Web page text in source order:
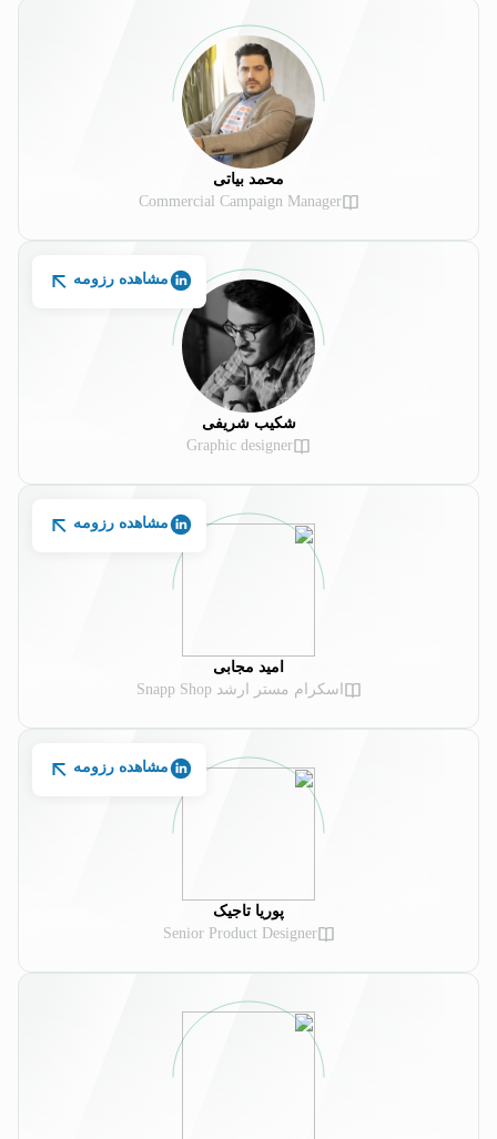
محمد بیاتی
Commercial Campaign Manager
مشاهده رزومه
شکیب شریفی
Graphic designer
مشاهده رزومه
امید مجابی
اسکرام مستر ارشد Snapp Shop
مشاهده رزومه
پوریا تاجیک
Senior Product Designer